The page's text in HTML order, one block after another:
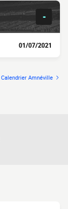
-
01/07/2021
Calendrier Amnéville